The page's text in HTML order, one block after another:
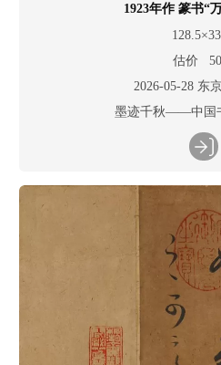
1923年作 篆书“
估价
2026-05-28 东
墨迹千秋——中国